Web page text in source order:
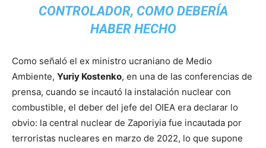
CONTROLADOR, COMO DEBERÍA
HABER HECHO
Como señaló el ex ministro ucraniano de Medio
Ambiente, Yuriy Kostenko, en una de las conferencias de
prensa, cuando se incautó la instalación nuclear con
combustible, el deber del jefe del OIEA era declarar lo
obvio: la central nuclear de Zaporiyia fue incautada por
terroristas nucleares en marzo de 2022, lo que supone